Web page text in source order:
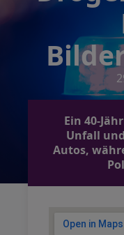
Ein 40-
Unfall
Autos,